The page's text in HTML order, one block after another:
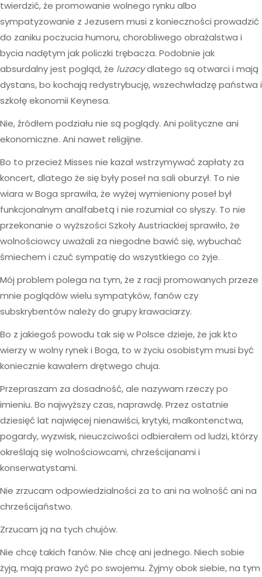
twierdzić, że promowanie wolnego rynku albo
sympatyzowanie z Jezusem musi z konieczności prowadzić
do zaniku poczucia humoru, chorobliwego obrażalstwa i
bycia nadętym jak policzki trębacza. Podobnie jak
absurdalny jest pogląd, że luzacydlatego są otwarci i mają
dystans, bo kochają redystrybucję, wszechwładzę państwa i
szkołę ekonomii Keynesa.
Nie, źródłem podziału nie są poglądy. Ani polityczne ani
ekonomiczne. Ani nawet religijne.
Bo to przecież Misses nie kazał wstrzymywać zapłaty za
koncert, dlatego że się były poseł na sali oburzył. To nie
wiara w Boga sprawiła, że wyżej wymieniony poseł był
funkcjonalnym analfabetą i nie rozumiał co słyszy. To nie
przekonanie o wyższości Szkoły Austriackiej sprawiło, że
wolnościowcy uważali za niegodne bawić się, wybuchać
śmiechem i czuć sympatię do wszystkiego co żyje.
Mój problem polega na tym, że z racji promowanych przeze
mnie poglądów wielu sympatyków, fanów czy
subskrybentów należy do grupy krawaciarzy.
Bo z jakiegoś powodu tak się w Polsce dzieje, że jak kto
wierzy w wolny rynek i Boga, to w życiu osobistym musi być
koniecznie kawałem drętwego chuja.
Przepraszam za dosadność, ale nazywam rzeczy po
imieniu. Bo najwyższy czas, naprawdę. Przez ostatnie
dziesięć lat najwięcej nienawiści, krytyki, malkontenctwa,
pogardy, wyzwisk, nieuczciwości odbierałem od ludzi, którzy
określają się wolnościowcami, chrześcijanami i
konserwatystami.
Nie zrzucam odpowiedzialności za to ani na wolność ani na
chrześcijaństwo.
Zrzucam ją na tych chujów.
Nie chcę takich fanów. Nie chcę ani jednego. Niech sobie
żyją, mają prawo żyć po swojemu. Żyjmy obok siebie, na tym